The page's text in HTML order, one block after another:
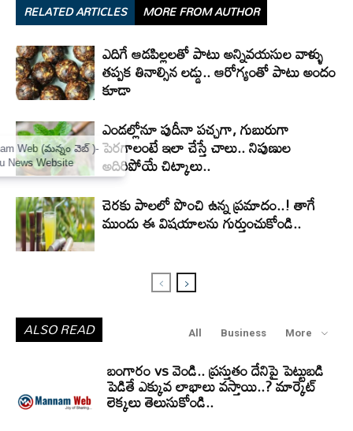
RELATED ARTICLES MORE FROM AUTHOR
ఎదిగే ఆడపిల్లలతో పాటు అన్నివయసుల వాళ్ళు
తప్పక తినాల్సిన లడ్డు.. ఆరోగ్యంతో పాటు అందం
కూడా
ఎండల్లోనూ పుదీనా పచ్చగా, గుబురుగా
పెరగాలంటే ఇలా చేస్తే చాలు.. నిపుణుల
అదిరిపోయే చిట్కాలు..
చెరకు పాలలో పొంచి ఉన్న ప్రమాదం..! తాగే
ముందు ఈ విషయాలను గుర్తుంచుకోండి..
ALSO READ All Business More
బంగారం vs వెండి.. ప్రస్తుతం దేనిపై పెట్టుబడి
పెడితే ఎక్కువ లాభాలు వస్తాయి..? మార్కెట్
లెక్కలు తెలుసుకోండి..
×
Mannam Web (మన్నం వెబ్ )-
Telugu News Website